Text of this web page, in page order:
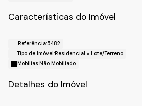
Fale com a Fiveh Soluções Imobiliárias !!!
Características do Imóvel
Referência:5482
Tipo de Imóvel:Residencial » Lote/Terreno
Mobílias:Não Mobiliado
Detalhes do Imóvel